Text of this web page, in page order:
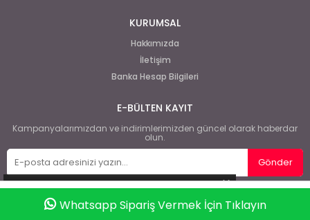
KURUMSAL
Hakkımızda
İletişim
Banka Hesap Bilgileri
E-BÜLTEN KAYIT
Kampanyalarımızdan ve indirimlerimizden güncel olarak haberdar
olun.
Gönder
Whatsapp Sipariş Vermek İçin Tıklayın
Anasayfa Favorilerim Sepetim Üye Girişi